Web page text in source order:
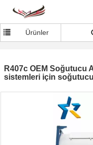
Ürünler
R407c OEM Soğutucu
sistemleri için